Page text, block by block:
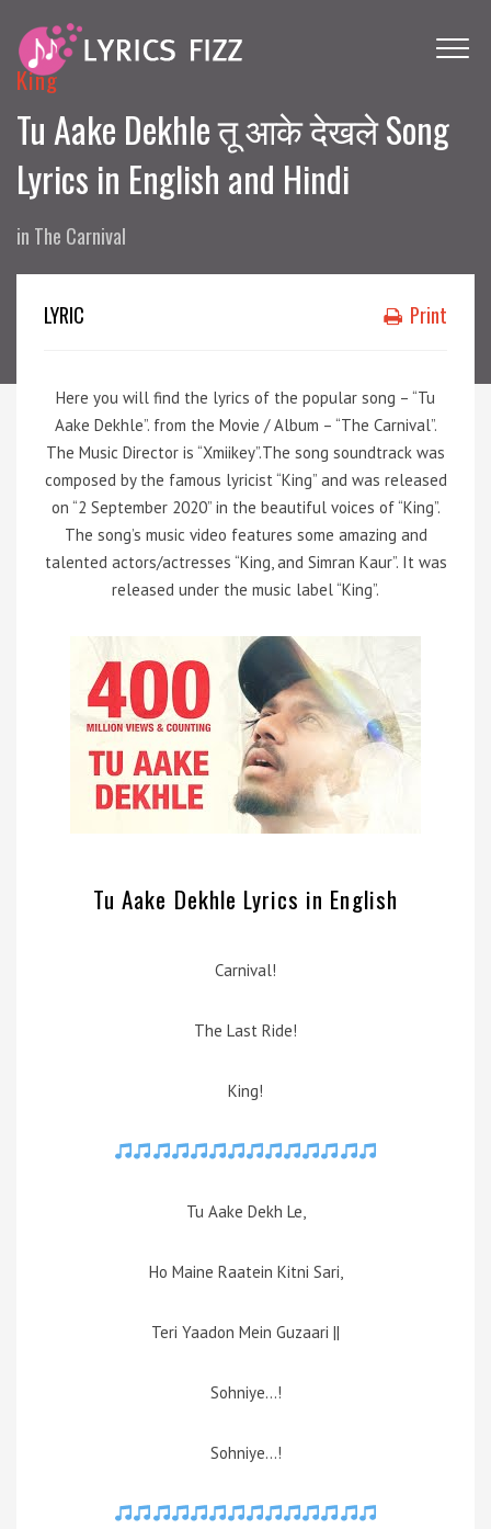
King
Tu Aake Dekhle तू आके देखले Song
Lyrics in English and Hindi
in The Carnival
LYRIC Print
Here you will find the lyrics of the popular song – “Tu
Aake Dekhle”. from the Movie / Album – “The Carnival”.
The Music Director is “Xmiikey”.The song soundtrack was
composed by the famous lyricist “King” and was released
on “2 September 2020” in the beautiful voices of “King”.
The song’s music video features some amazing and
talented actors/actresses “King, and Simran Kaur”. It was
released under the music label “King”.
Tu Aake Dekhle Lyrics in English
Carnival!
The Last Ride!
King!
Tu Aake Dekh Le,
Ho Maine Raatein Kitni Sari,
Teri Yaadon Mein Guzaari ||
Sohniye…!
Sohniye…!